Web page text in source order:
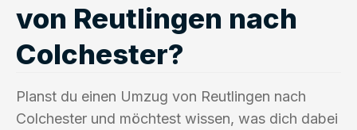
von Reutlingen nach
Colchester?
Planst du einen Umzug von Reutlingen nach
Colchester und möchtest wissen, was dich dabei